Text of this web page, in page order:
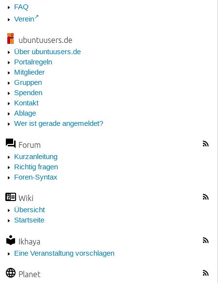
FAQ
Verein
ubuntuusers.de
Über ubuntuusers.de
Portalregeln
Mitglieder
Gruppen
Spenden
Kontakt
Ablage
Wer ist gerade angemeldet?
Forum
Kurzanleitung
Richtig fragen
Foren-Syntax
Wiki
Übersicht
Startseite
Ikhaya
Eine Veranstaltung vorschlagen
Planet